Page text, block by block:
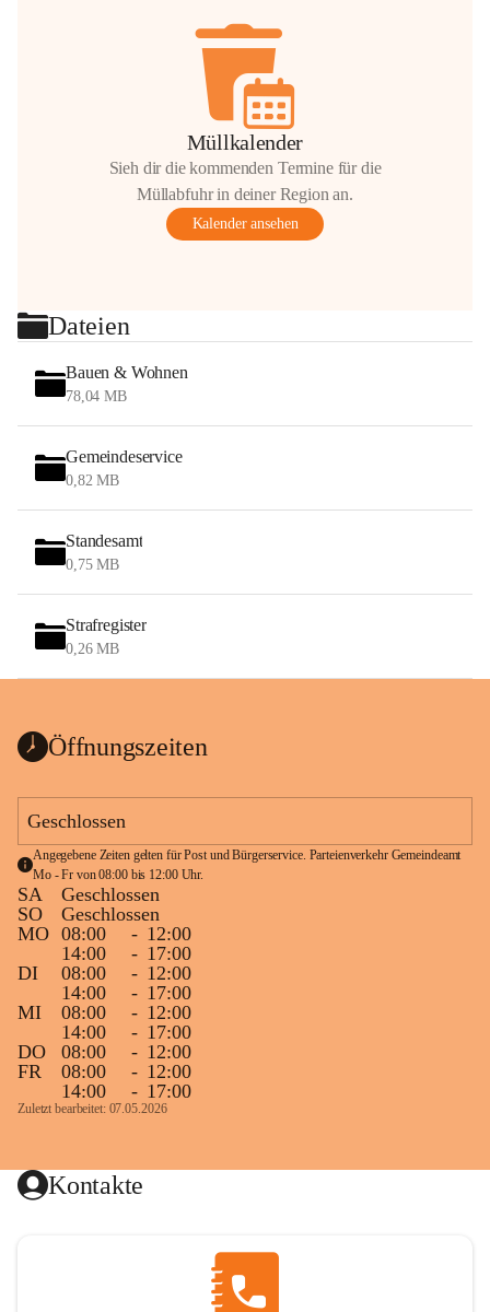
Müllkalender
Sieh dir die kommenden Termine für die
Müllabfuhr in deiner Region an.
Kalender ansehen
Dateien
Bauen & Wohnen
78,04 MB
Gemeindeservice
0,82 MB
Standesamt
0,75 MB
Strafregister
0,26 MB
Öffnungszeiten
Geschlossen
Angegebene Zeiten gelten für Post und Bürgerservice. Parteienverkehr Gemeindeamt
Mo - Fr von 08:00 bis 12:00 Uhr.
SA
Geschlossen
SO
Geschlossen
MO 08:00 - 12:00
14:00
- 17:00
DI
08:00 - 12:00
14:00
- 17:00
MI
08:00 - 12:00
14:00
- 17:00
DO
08:00 - 12:00
FR
08:00 - 12:00
14:00
- 17:00
Zuletzt bearbeitet: 07.05.2026
Kontakte